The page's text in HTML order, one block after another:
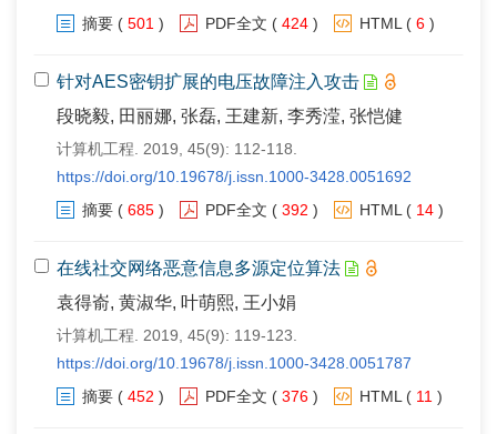
摘要 ( 501 ) PDF全文 ( 424 ) HTML ( 6 )
针对AES密钥扩展的电压故障注入攻击
段晓毅, 田丽娜, 张磊, 王建新, 李秀滢, 张恺健
计算机工程. 2019, 45(9): 112-118.
https://doi.org/10.19678/j.issn.1000-3428.0051692
摘要 ( 685 ) PDF全文 ( 392 ) HTML ( 14 )
在线社交网络恶意信息多源定位算法
袁得嵛, 黄淑华, 叶萌熙, 王小娟
计算机工程. 2019, 45(9): 119-123.
https://doi.org/10.19678/j.issn.1000-3428.0051787
摘要 ( 452 ) PDF全文 ( 376 ) HTML ( 11 )